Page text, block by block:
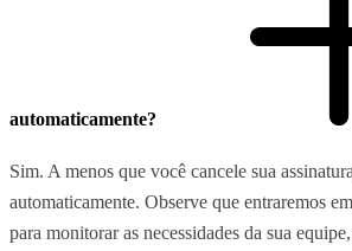
automaticamente?
Sim. A menos que você cancele sua
automaticamente. Observe que entraremos
para monitorar as necessidades da sua